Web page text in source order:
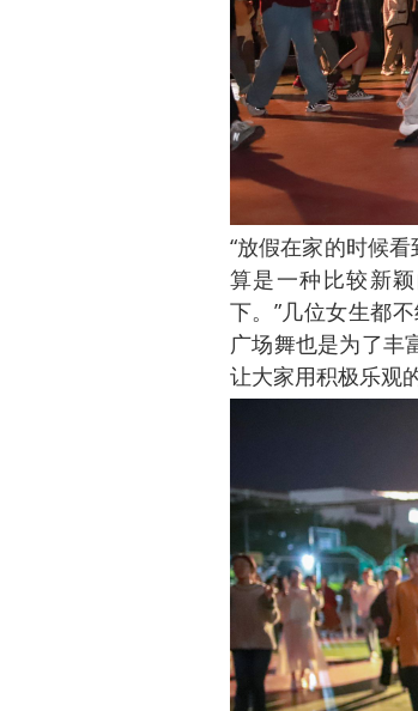
“放假在家的时候
算是一种比较新
下。”几位女生都
广场舞也是为了丰
让大家用积极乐观